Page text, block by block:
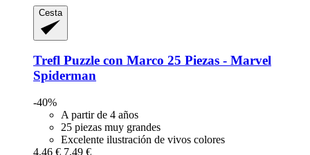
Cesta
Trefl Puzzle con Marco 25 Piezas -​ Marvel
Spiderman
-40%
A partir de 4 años
25 piezas muy grandes
Excelente ilustración de vivos colores
4,46 € 7,49 €